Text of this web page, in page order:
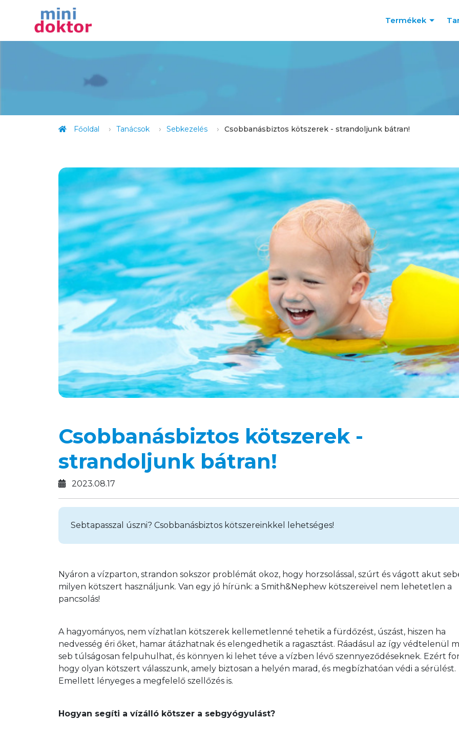
Termékek
Főoldal Tanácsok Sebkezelés Csobbanásbiztos kötszerek - strandoljunk bátran!
Csobbanásbiztos kötszerek -
strandoljunk bátran!
2023.08.17
Sebtapasszal úszni? Csobbanásbiztos kötszereinkkel lehetséges!
Nyáron a vízparton, strandon sokszor problémát okoz, hogy horzsolással, szúrt és vágott akut
milyen kötszert használjunk. Van egy jó hírünk: a Smith&Nephew kötszereivel nem lehetetlen a
pancsolás!
A hagyományos, nem vízhatlan kötszerek kellemetlenné tehetik a fürdőzést, úszást, hiszen ha
nedvesség éri őket, hamar átázhatnak és elengedhetik a ragasztást. Ráadásul az így védtelenül
seb túlságosan felpuhulhat, és könnyen ki lehet téve a vízben lévő szennyeződéseknek. Ezért
hogy olyan kötszert válasszunk, amely biztosan a helyén marad, és megbízhatóan védi a sérülést.
Emellett lényeges a megfelelő szellőzés is.
Hogyan segíti a vízálló kötszer a sebgyógyulást?